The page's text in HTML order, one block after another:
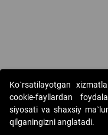
Copyright © 2017-2026.
Ko`rsatilayotgan
cookie-fayllardan
siyosati va shaxsiy
qilganingizni anglatadi.